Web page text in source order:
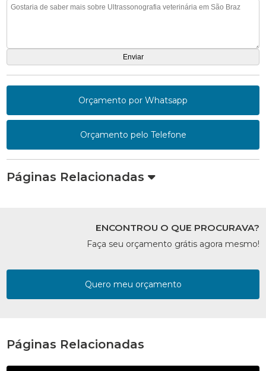
Orçamento por Whatsapp
Orçamento pelo Telefone
Páginas Relacionadas
ENCONTROU O QUE PROCURAVA?
Faça seu orçamento grátis agora mesmo!
Quero meu orçamento
Páginas Relacionadas